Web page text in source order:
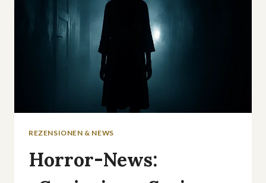
GEDREHT
REZENSIONEN & NEWS
Horror-News: